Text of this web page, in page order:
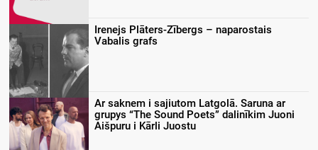
Irenejs Plāters-Zībergs – naparostais
Vabalis grafs
Ar saknem i sajiutom Latgolā. Saruna ar
grupys “The Sound Poets” dalinīkim Juoni
Aišpuru i Kārli Juostu